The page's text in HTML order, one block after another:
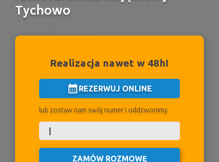
Tychowo
Realizacja nawet w 48h!
calendar_monthREZERWUJ ONLINE
lub zostaw nam swój numer i oddzwonimy
ZAMÓW ROZMOWĘ